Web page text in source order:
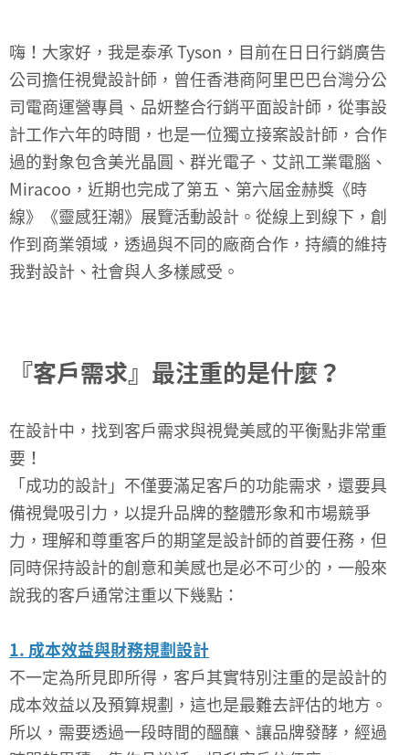
嗨！大家好，我是泰承 Tyson，目前在日日行銷廣告
公司擔任視覺設計師，曾任香港商阿里巴巴台灣分公
司電商運營專員、品妍整合行銷平面設計師，從事設
計工作六年的時間，也是一位獨立接案設計師，合作
過的對象包含美光晶圓、群光電子、艾訊工業電腦、
Miracoo，近期也完成了第五、第六屆金赫獎《時
線》《靈感狂潮》展覽活動設計。從線上到線下，創
作到商業領域，透過與不同的廠商合作，持續的維持
我對設計、社會與人多樣感受。
『客戶需求』最注重的是什麼？
在設計中，找到客戶需求與視覺美感的平衡點非常重
要！
「成功的設計」不僅要滿足客戶的功能需求，還要具
備視覺吸引力，以提升品牌的整體形象和市場競爭
力，理解和尊重客戶的期望是設計師的首要任務，但
同時保持設計的創意和美感也是必不可少的，一般來
說我的客戶通常注重以下幾點：
1. 成本效益與財務規劃設計
不一定為所見即所得，客戶其實特別注重的是設計的
成本效益以及預算規劃，這也是最難去評估的地方。
所以，需要透過一段時間的醞釀、讓品牌發酵，經過